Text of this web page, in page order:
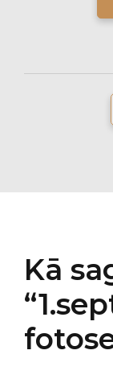
Kā